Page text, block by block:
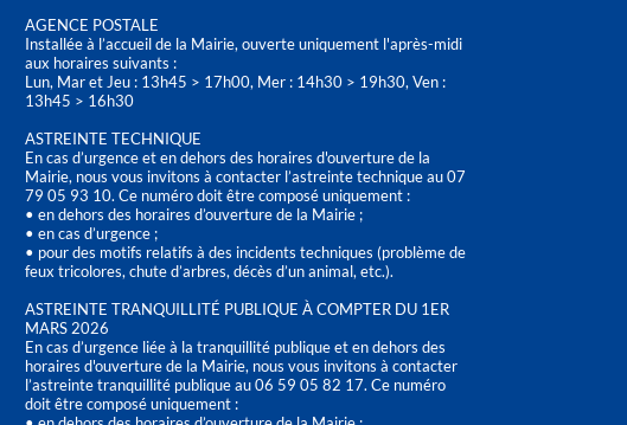
AGENCE POSTALE
Installée à l’accueil de la Mairie, ouverte uniquement l'après-midi
aux horaires suivants :
Lun, Mar et Jeu : 13h45 > 17h00, Mer : 14h30 > 19h30, Ven :
13h45 > 16h30
ASTREINTE TECHNIQUE
En cas d’urgence et en dehors des horaires d'ouverture de la
Mairie, nous vous invitons à contacter l’astreinte technique au 07
79 05 93 10. Ce numéro doit être composé uniquement :
• en dehors des horaires d’ouverture de la Mairie ;
• en cas d’urgence ;
• pour des motifs relatifs à des incidents techniques (problème de
feux tricolores, chute d’arbres, décès d’un animal, etc.).
ASTREINTE TRANQUILLITÉ PUBLIQUE À COMPTER DU 1ER
MARS 2026
En cas d’urgence liée à la tranquillité publique et en dehors des
horaires d'ouverture de la Mairie, nous vous invitons à contacter
l’astreinte tranquillité publique au 06 59 05 82 17. Ce numéro
doit être composé uniquement :